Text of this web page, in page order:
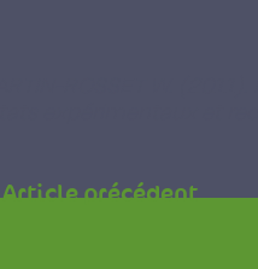
Article précédent